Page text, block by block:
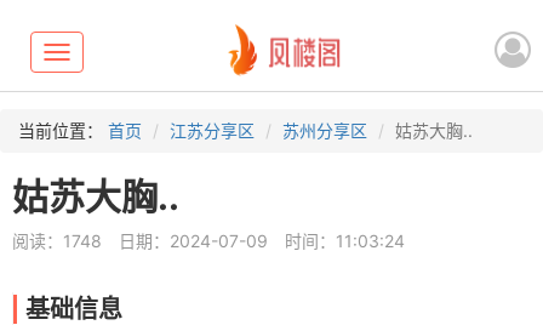
Toggle
navigation
当前位置： 首页 江苏分享区 苏州分享区 姑苏大胸..
姑苏大胸..
阅读：1748 日期：2024-07-09 时间：11:03:24
基础信息